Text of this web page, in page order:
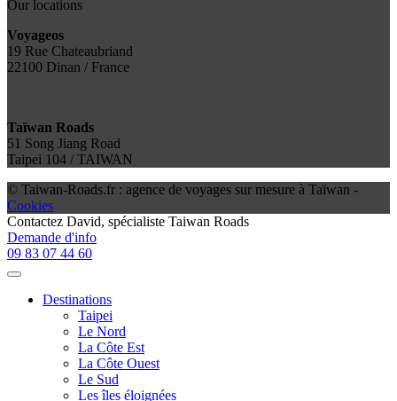
Our locations
Voyageos
19 Rue Chateaubriand
22100 Dinan / France
Taïwan Roads
51 Song Jiang Road
Taipei 104 / TAIWAN
© Taiwan-Roads.fr : agence de voyages sur mesure à Taïwan -
Cookies
Contactez David, spécialiste Taiwan Roads
Demande d'info
09 83 07 44 60
Destinations
Taipei
Le Nord
La Côte Est
La Côte Ouest
Le Sud
Les îles éloignées